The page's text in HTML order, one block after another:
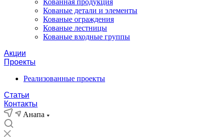
Кованная продукция
Кованые детали и элементы
Кованые ограждения
Кованые лестницы
Кованые входные группы
Акции
Проекты
Реализованные проекты
Статьи
Контакты
Анапа